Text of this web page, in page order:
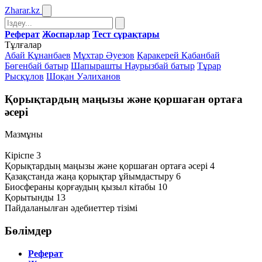
Zharar.kz
Реферат Жоспарлар Тест сұрақтары
Тұлғалар
Абай Құнанбаев Мұхтар Әуезов Қаракерей Қабанбай
Бөгенбай батыр Шапырашты Наурызбай батыр Тұрар
Рысқұлов Шоқан Уәлиханов
Қорықтардың маңызы және қоршаған ортаға
әсері
Мазмұны
Кіріспе 3
Қорықтардың маңызы және қоршаған ортаға әсері 4
Қазақстанда жаңа қорықтар ұйымдастыру 6
Биосфераны қорғаудың қызыл кітабы 10
Қорытынды 13
Пайдаланылған әдебиеттер тізімі
Бөлімдер
Реферат